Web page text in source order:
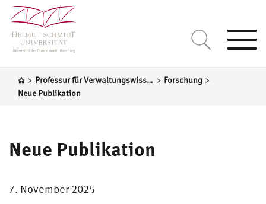
> Professur für Verwaltungswissenschaft > Forschung >
Neue Publikation
Neue Publikation
7. November 2025